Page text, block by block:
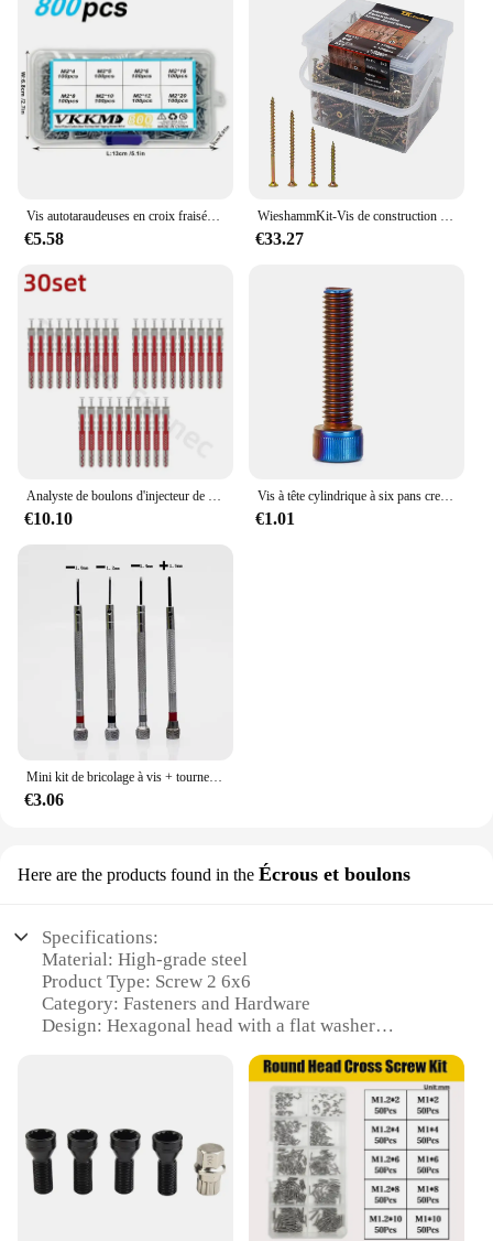
€5.58 €33.27
Analyste de boulons d'injecteur de mur en métal autotaraudeuse, 6 000 vis à tube dentelé, proposition de cloison sèche de tuyau, 8x80, 1, 10, 20, 30, 50 ensembles
€10.10
Vis à tête cylindrique à six pans creux, plaqué titane, acier inoxydable coloré, DIN912, M3 figuré, M5, M6, M8, M10
€1.01
Mini kit de bricolage à vis + tournevis 500mm pour ordinateur portable, kit de fixation de réparation à assembler, 18 types, 1.6 pièces
€3.06
Here are the products found in the Écrous et boulons
Specifications:
Material: High-grade steel
Product Type: Screw 2 6x6
Category: Fasteners and Hardware
Design: Hexagonal head with a flat washer
Quantity: Available in sets
Usage: Ideal for various DIY projects, furniture
Features:
|Screw 2 6x6|
**Durable Construction and Versatile Use**